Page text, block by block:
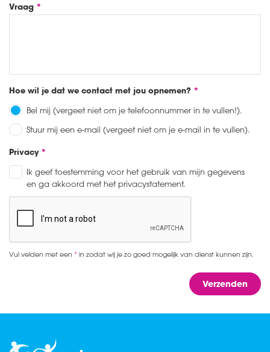
Vraag
Hoe wil je dat we contact met jou opnemen?
Bel mij (vergeet niet om je telefoonnummer in te vullen!).
Stuur mij een e-mail (vergeet niet om je e-mail in te vullen).
Privacy
Ik geef toestemming voor het gebruik van mijn gegevens
en ga akkoord met het privacystatement.
Vul velden met een * in zodat wij je zo goed mogelijk van dienst kunnen zijn.
Verzenden